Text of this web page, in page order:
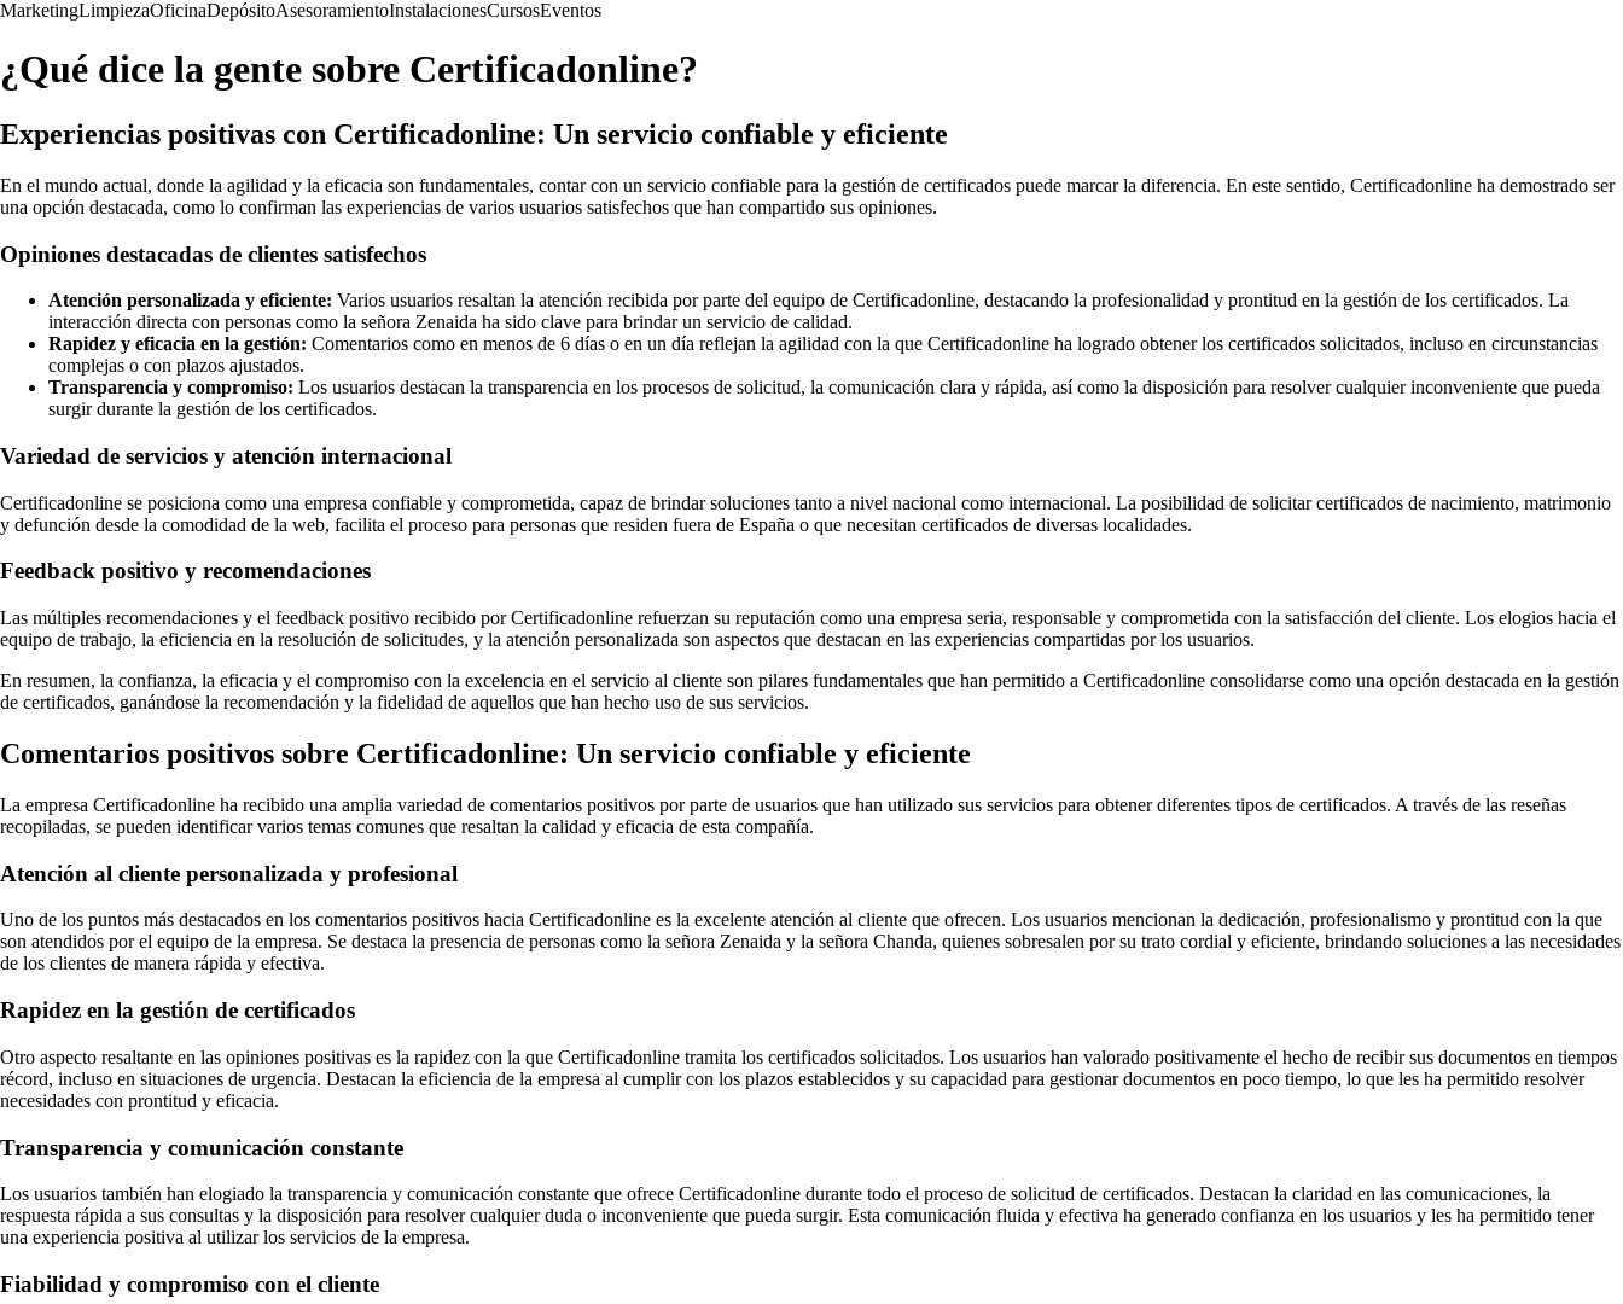
MarketingLimpiezaOficinaDepósitoAsesoramientoInstalacionesCursosEventos
¿Qué dice la gente sobre Certificadonline?
Experiencias positivas con Certificadonline: Un servicio confiable y eficiente
En el mundo actual, donde la agilidad y la eficacia son fundamentales, contar con un servicio confiable para la gestión de certificados puede marcar la diferencia. En este sentido, Certificadonline ha demostrado ser
una opción destacada, como lo confirman las experiencias de varios usuarios satisfechos que han compartido sus opiniones.
Opiniones destacadas de clientes satisfechos
Atención personalizada y eficiente: Varios usuarios resaltan la atención recibida por parte del equipo de Certificadonline, destacando la profesionalidad y prontitud en la gestión de los certificados. La
interacción directa con personas como la señora Zenaida ha sido clave para brindar un servicio de calidad.
Rapidez y eficacia en la gestión: Comentarios como en menos de 6 días o en un día reflejan la agilidad con la que Certificadonline ha logrado obtener los certificados solicitados, incluso en circunstancias
complejas o con plazos ajustados.
Transparencia y compromiso: Los usuarios destacan la transparencia en los procesos de solicitud, la comunicación clara y rápida, así como la disposición para resolver cualquier inconveniente que pueda
surgir durante la gestión de los certificados.
Variedad de servicios y atención internacional
Certificadonline se posiciona como una empresa confiable y comprometida, capaz de brindar soluciones tanto a nivel nacional como internacional. La posibilidad de solicitar certificados de nacimiento, matrimonio
y defunción desde la comodidad de la web, facilita el proceso para personas que residen fuera de España o que necesitan certificados de diversas localidades.
Feedback positivo y recomendaciones
Las múltiples recomendaciones y el feedback positivo recibido por Certificadonline refuerzan su reputación como una empresa seria, responsable y comprometida con la satisfacción del cliente. Los elogios hacia el
equipo de trabajo, la eficiencia en la resolución de solicitudes, y la atención personalizada son aspectos que destacan en las experiencias compartidas por los usuarios.
En resumen, la confianza, la eficacia y el compromiso con la excelencia en el servicio al cliente son pilares fundamentales que han permitido a Certificadonline consolidarse como una opción destacada en la gestión
de certificados, ganándose la recomendación y la fidelidad de aquellos que han hecho uso de sus servicios.
Comentarios positivos sobre Certificadonline: Un servicio confiable y eficiente
La empresa Certificadonline ha recibido una amplia variedad de comentarios positivos por parte de usuarios que han utilizado sus servicios para obtener diferentes tipos de certificados. A través de las reseñas
recopiladas, se pueden identificar varios temas comunes que resaltan la calidad y eficacia de esta compañía.
Atención al cliente personalizada y profesional
Uno de los puntos más destacados en los comentarios positivos hacia Certificadonline es la excelente atención al cliente que ofrecen. Los usuarios mencionan la dedicación, profesionalismo y prontitud con la que
son atendidos por el equipo de la empresa. Se destaca la presencia de personas como la señora Zenaida y la señora Chanda, quienes sobresalen por su trato cordial y eficiente, brindando soluciones a las necesidades
de los clientes de manera rápida y efectiva.
Rapidez en la gestión de certificados
Otro aspecto resaltante en las opiniones positivas es la rapidez con la que Certificadonline tramita los certificados solicitados. Los usuarios han valorado positivamente el hecho de recibir sus documentos en tiempos
récord, incluso en situaciones de urgencia. Destacan la eficiencia de la empresa al cumplir con los plazos establecidos y su capacidad para gestionar documentos en poco tiempo, lo que les ha permitido resolver
necesidades con prontitud y eficacia.
Transparencia y comunicación constante
Los usuarios también han elogiado la transparencia y comunicación constante que ofrece Certificadonline durante todo el proceso de solicitud de certificados. Destacan la claridad en las comunicaciones, la
respuesta rápida a sus consultas y la disposición para resolver cualquier duda o inconveniente que pueda surgir. Esta comunicación fluida y efectiva ha generado confianza en los usuarios y les ha permitido tener
una experiencia positiva al utilizar los servicios de la empresa.
Fiabilidad y compromiso con el cliente